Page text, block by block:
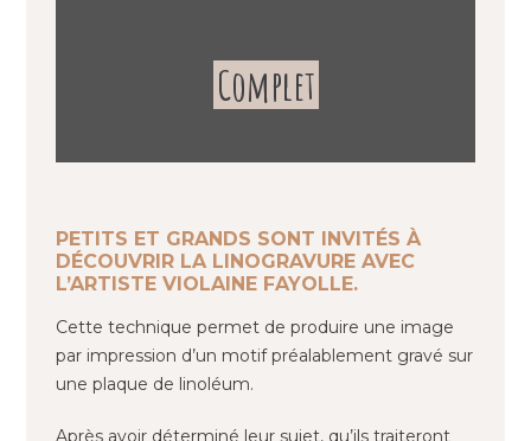
Complet
PETITS ET GRANDS SONT INVITÉS À
DÉCOUVRIR LA LINOGRAVURE AVEC
L’ARTISTE VIOLAINE FAYOLLE.
Cette technique permet de produire une image
par impression d’un motif préalablement gravé sur
une plaque de linoléum.
Après avoir déterminé leur sujet, qu’ils traiteront